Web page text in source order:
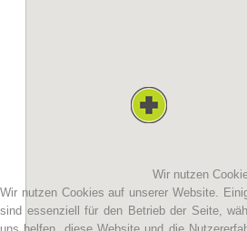
Vereinsgeschichte
Wir nutzen
Wir nutzen Cookies auf unserer Website.
sind essenziell für den Betrieb der Seite,
uns helfen, diese Website und die